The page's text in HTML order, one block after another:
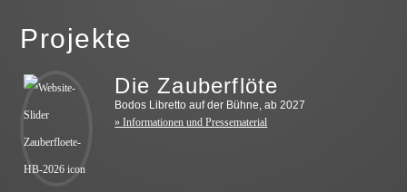
Projekte
Die Zauberflöte
Bodos Libretto auf der Bühne, ab 2027
» Informationen und Pressematerial